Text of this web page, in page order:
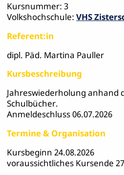
Kursnummer: 3
Volkshochschule:VHS
Referent:in
dipl. Päd. Martina Pauller
Kursbeschreibung
Jahreswiederholung anhand
Schulbücher.
Anmeldeschluss 06.07.2026
Termine & Organisation
Kursbeginn 24.08.2026
voraussichtliches Kursende